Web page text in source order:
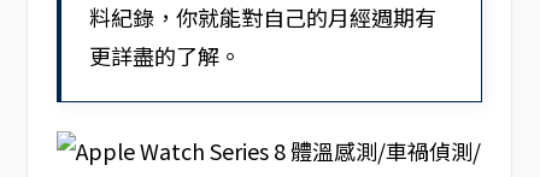
料紀錄，你就能對自己的月經週期有
更詳盡的了解。